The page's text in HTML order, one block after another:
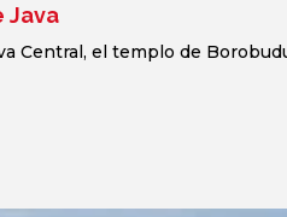
Java
Central, el templo de